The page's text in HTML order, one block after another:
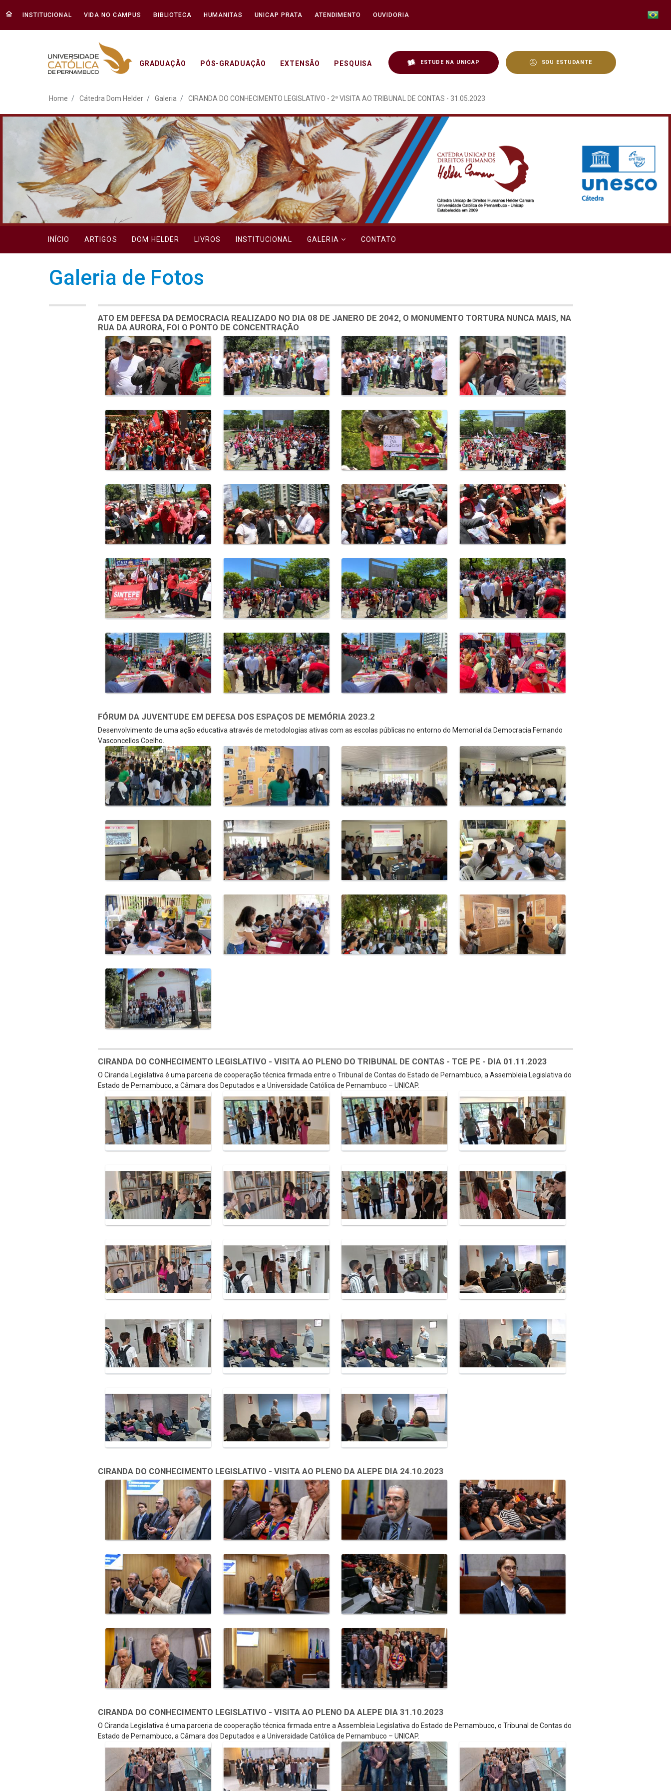
INSTITUCIONAL VIDA NO CAMPUS BIBLIOTECA HUMANITAS UNICAP PRATA ATENDIMENTO OUVIDORIA
GRADUAÇÃO PÓS-GRADUAÇÃO EXTENSÃO PESQUISA ESTUDE NA UNICAP SOU ESTUDANTE
ATO EM DEFESA DA DEMOCRACIA REALIZADO NO DIA 08 DE
Home Cátedra Dom Helder Galeria CIRANDA DO CONHECIMENTO LEGISLATIVO - 2ª VISITA AO TRIBUNAL DE CONTAS - 31.05.2023
INÍCIO ARTIGOS DOM HELDER LIVROS INSTITUCIONAL GALERIA CONTATO
Galeria de Fotos
ATO EM DEFESA DA DEMOCRACIA REALIZADO NO DIA 08 DE JANERO DE 2042, O MONUMENTO TORTURA NUNCA MAIS, NA
RUA DA AURORA, FOI O PONTO DE CONCENTRAÇÃO
Galeria de Mídias
FÓRUM DA JUVENTUDE EM DEFESA DOS ESPAÇOS DE MEMÓRIA 2023.2
Desenvolvimento de uma ação educativa através de metodologias ativas com as escolas públicas no entorno do Memorial da Democracia Fernando
Vasconcellos Coelho.
Galeria de Mídias
CIRANDA DO CONHECIMENTO LEGISLATIVO - VISITA AO PLENO DO TRIBUNAL DE CONTAS - TCE PE - DIA 01.11.2023
O Ciranda Legislativa é uma parceria de cooperação técnica firmada entre o Tribunal de Contas do Estado de Pernambuco, a Assembleia Legislativa do
Estado de Pernambuco, a Câmara dos Deputados e a Universidade Católica de Pernambuco – UNICAP.
Galeria de Mídias
CIRANDA DO CONHECIMENTO LEGISLATIVO - VISITA AO PLENO DA ALEPE DIA 24.10.2023
Galeria de Mídias
CIRANDA DO CONHECIMENTO LEGISLATIVO - VISITA AO PLENO DA ALEPE DIA 31.10.2023
O Ciranda Legislativa é uma parceria de cooperação técnica firmada entre a Assembleia Legislativa do Estado de Pernambuco, o Tribunal de Contas do
Estado de Pernambuco, a Câmara dos Deputados e a Universidade Católica de Pernambuco – UNICAP.
Galeria de Mídias